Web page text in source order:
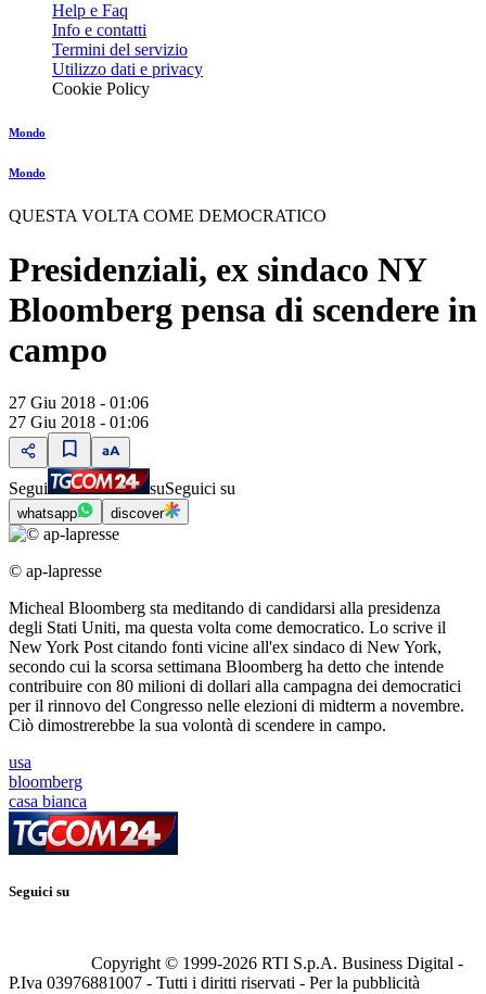
Help e Faq
Info e contatti
Termini del servizio
Utilizzo dati e privacy
Cookie Policy
Mondo
Mondo
QUESTA VOLTA COME DEMOCRATICO
Presidenziali, ex sindaco NY
Bloomberg pensa di scendere in
campo
27 Giu 2018 - 01:06
27 Giu 2018 - 01:06
Segui suSeguici su
whatsapp discover
© ap-lapresse
Micheal Bloomberg sta meditando di candidarsi alla presidenza
degli Stati Uniti, ma questa volta come democratico. Lo scrive il
New York Post citando fonti vicine all'ex sindaco di New York,
secondo cui la scorsa settimana Bloomberg ha detto che intende
contribuire con 80 milioni di dollari alla campagna dei democratici
per il rinnovo del Congresso nelle elezioni di midterm a novembre.
Ciò dimostrerebbe la sua volontà di scendere in campo.
usa
bloomberg
casa bianca
Seguici su
Copyright © 1999-2026 RTI S.p.A. Business Digital -
P.Iva 03976881007 - Tutti i diritti riservati - Per la pubblicità